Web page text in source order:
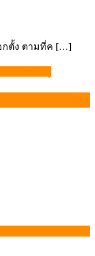
กตั้ง ตามที่ค […]